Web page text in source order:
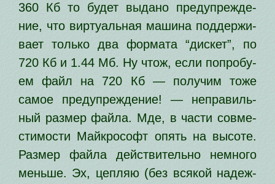
360 Кб то будет выда­но пре­ду­пре­жде­
ние, что вир­ту­аль­ная маши­на под­дер­жи­
ва­ет толь­ко два фор­ма­та “дис­кет”, по
720 Кб и 1.44 Мб. Ну чтож, если попро­бу­
ем файл на 720 Кб — полу­чим тоже
самое пре­ду­пре­жде­ние! — непра­виль­
ный раз­мер фай­ла. Мде, в части сов­ме­
сти­мо­сти Майкрософт опять на высо­те.
Размер фай­ла дей­стви­тель­но немно­го
мень­ше. Эх, цеп­ляю (без вся­кой надеж­